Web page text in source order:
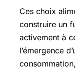
Ces choix
construire un
activement à
l’émergence